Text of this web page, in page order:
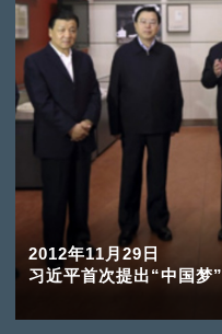
2012年11月29日
习近平首次提出“中国梦”